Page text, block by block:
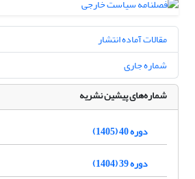
مقالات آماده انتشار
شماره جاری
شماره‌های پیشین نشریه
دوره 40 (1405)
دوره 39 (1404)